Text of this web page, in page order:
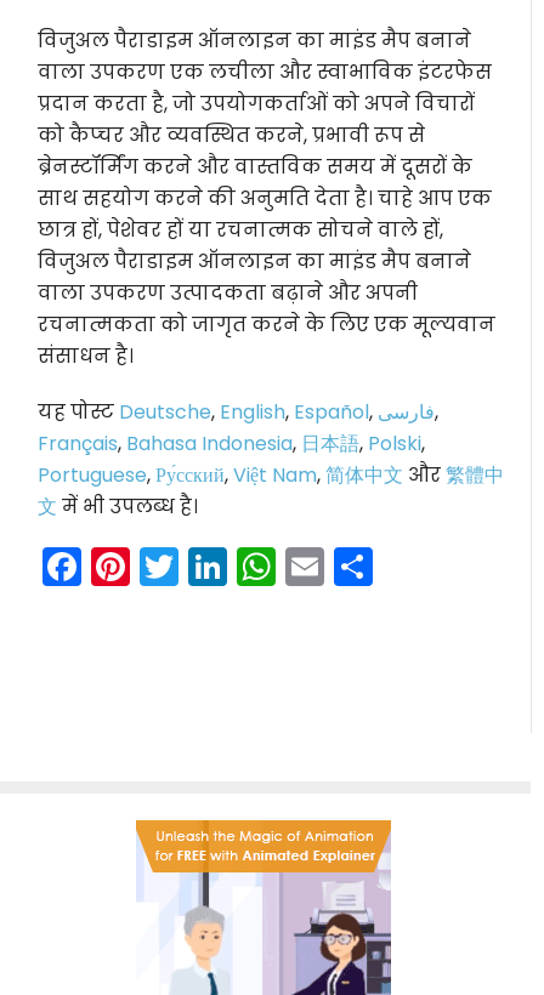
विजुअल पैराडाइम ऑनलाइन का माइंड मैप बनाने
वाला उपकरण एक लचीला और स्वाभाविक इंटरफेस
प्रदान करता है, जो उपयोगकर्ताओं को अपने विचारों
को कैप्चर और व्यवस्थित करने, प्रभावी रूप से
ब्रेनस्टॉर्मिंग करने और वास्तविक समय में दूसरों के
साथ सहयोग करने की अनुमति देता है। चाहे आप एक
छात्र हों, पेशेवर हों या रचनात्मक सोचने वाले हों,
विजुअल पैराडाइम ऑनलाइन का माइंड मैप बनाने
वाला उपकरण उत्पादकता बढ़ाने और अपनी
रचनात्मकता को जागृत करने के लिए एक मूल्यवान
संसाधन है।
यह पोस्ट Deutsche, English, Español, فارسی,
Français, Bahasa Indonesia, 日本語, Polski,
Portuguese,Ру́сский,Việt Nam,简体中文 और繁體中
文 में भी उपलब्ध है।
Facebook
Pinterest
Twitter
LinkedIn
WhatsApp
Email